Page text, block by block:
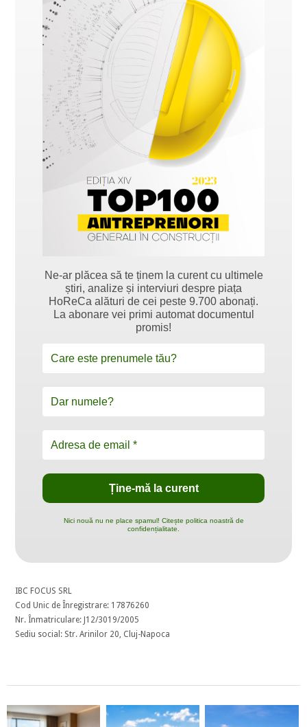
Ne-ar plăcea să te ținem la curent cu ultimele
știri, analize și interviuri despre piața
HoReCa alături de cei peste 9.700 abonați.
La abonare vei primi automat documentul
promis!
Nici nouă nu ne place spamul! Citește politica noastră de
confidențialitate.
IBC FOCUS SRL
Cod Unic de Înregistrare: 17876260
Nr. Înmatriculare: J12/3019/2005
Sediu social: Str. Arinilor 20, Cluj-Napoca